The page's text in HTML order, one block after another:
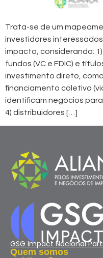
Trata-se de um
investidores
impacto, considerando:
fundos (VC e FDIC) e
investimento direto,
financiamento coletivo
identificam negócios
4) distribuidores […]
GSG Impact Nacional
Quem somos